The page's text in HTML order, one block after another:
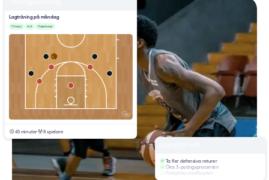
Lagträning på måndag
Försvar 4v4 Passningar
45 minuter 8 spelare
Ta fler defensiva returer
Öka 3-poängsprocenten
Förbättra straffkasten